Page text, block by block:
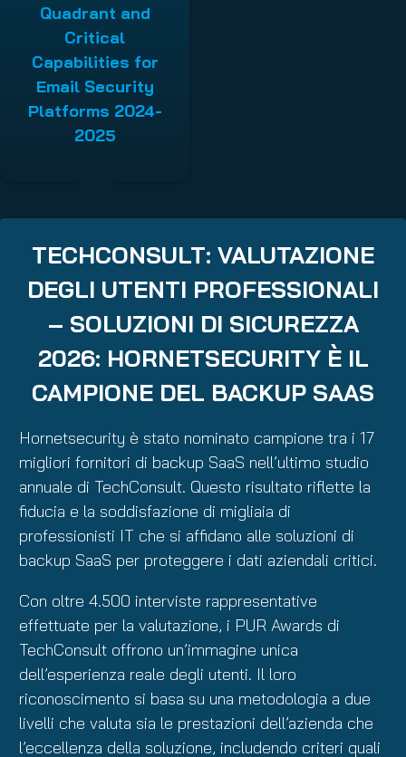
Quadrant and
Critical
Capabilities for
Email Security
Platforms 2024-
2025
TECHCONSULT: VALUTAZIONE
DEGLI UTENTI PROFESSIONALI
– SOLUZIONI DI SICUREZZA
2026: HORNETSECURITY È IL
CAMPIONE DEL BACKUP SAAS
Hornetsecurity è stato nominato campione tra i 17
migliori fornitori di backup SaaS nell’ultimo studio
annuale di TechConsult. Questo risultato riflette la
fiducia e la soddisfazione di migliaia di
professionisti IT che si affidano alle soluzioni di
backup SaaS per proteggere i dati aziendali critici.
Con oltre 4.500 interviste rappresentative
effettuate per la valutazione, i PUR Awards di
TechConsult offrono un’immagine unica
dell’esperienza reale degli utenti. Il loro
riconoscimento si basa su una metodologia a due
livelli che valuta sia le prestazioni dell’azienda che
l’eccellenza della soluzione, includendo criteri quali